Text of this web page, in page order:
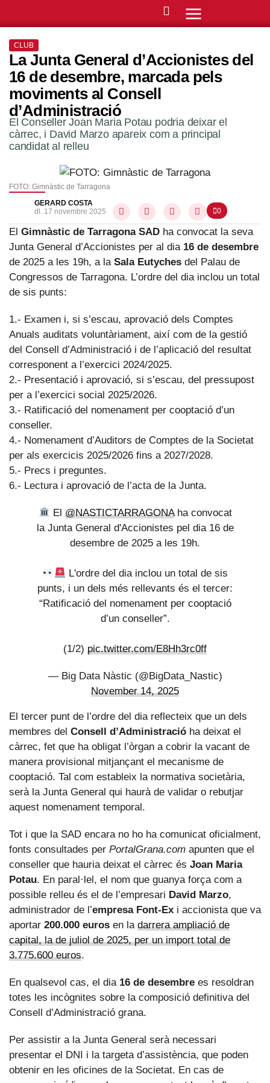
CLUB
La Junta General d’Accionistes del
16 de desembre, marcada pels
moviments al Consell
d’Administració
El Conseller Joan Maria Potau podria deixar el
càrrec, i David Marzo apareix com a principal
candidat al relleu
FOTO: Gimnàstic de Tarragona
GERARD COSTA
dl. 17 novembre 2025
0
El Gimnàstic de Tarragona SAD ha convocat la seva
Junta General d’Accionistes per al dia 16 de desembre
de 2025 a les 19h, a la Sala Eutyches del Palau de
Congressos de Tarragona. L’ordre del dia inclou un total
de sis punts:
1.- Examen i, si s’escau, aprovació dels Comptes
Anuals auditats voluntàriament, així com de la gestió
del Consell d’Administració i de l’aplicació del resultat
corresponent a l’exercici 2024/2025.
2.- Presentació i aprovació, si s’escau, del pressupost
per a l’exercici social 2025/2026.
3.- Ratificació del nomenament per cooptació d’un
conseller.
4.- Nomenament d’Auditors de Comptes de la Societat
per als exercicis 2025/2026 fins a 2027/2028.
5.- Precs i preguntes.
6.- Lectura i aprovació de l’acta de la Junta.
El @NASTICTARRAGONAha convocat
la Junta General d'Accionistes pel dia 16 de
desembre de 2025 a les 19h.
L'ordre del dia inclou un total de sis
punts, i un dels més rellevants és el tercer:
“Ratificació del nomenament per cooptació
d’un conseller”.
(1/2) pic.twitter.com/E8Hh3rc0ff
— Big Data Nàstic (@BigData_Nastic)
November 14, 2025
El tercer punt de l’ordre del dia reflecteix que un dels
membres del Consell d’Administració ha deixat el
càrrec, fet que ha obligat l’òrgan a cobrir la vacant de
manera provisional mitjançant el mecanisme de
cooptació. Tal com estableix la normativa societària,
serà la Junta General qui haurà de validar o rebutjar
aquest nomenament temporal.
Tot i que la SAD encara no ho ha comunicat oficialment,
fonts consultades per PortalGrana.com apunten que el
conseller que hauria deixat el càrrec és Joan Maria
Potau. En paral·lel, el nom que guanya força com a
possible relleu és el de l’empresari David Marzo,
administrador de l’empresa Font-Ex i accionista que va
aportar 200.000 euros en la darrera ampliació de
capital, la de juliol de 2025, per un import total de
3.775.600 euros.
En qualsevol cas, el dia 16 de desembre es resoldran
totes les incògnites sobre la composició definitiva del
Consell d’Administració grana.
Per assistir a la Junta General serà necessari
presentar el DNI i la targeta d’assistència, que poden
obtenir en les oficines de la Societat. En cas de